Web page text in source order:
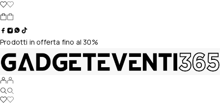
Prodotti in offerta fino al 30%